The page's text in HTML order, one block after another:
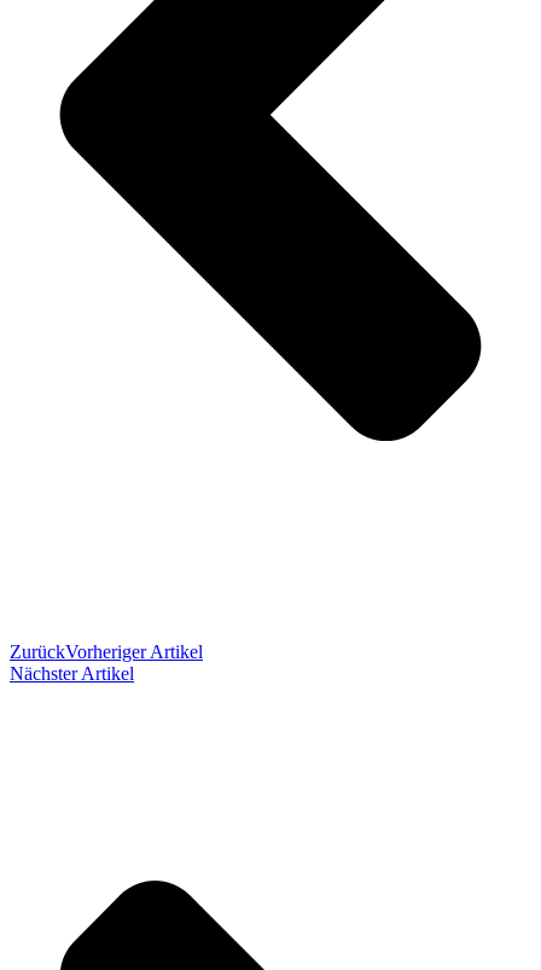
ZurückVorheriger Artikel
Nächster Artikel